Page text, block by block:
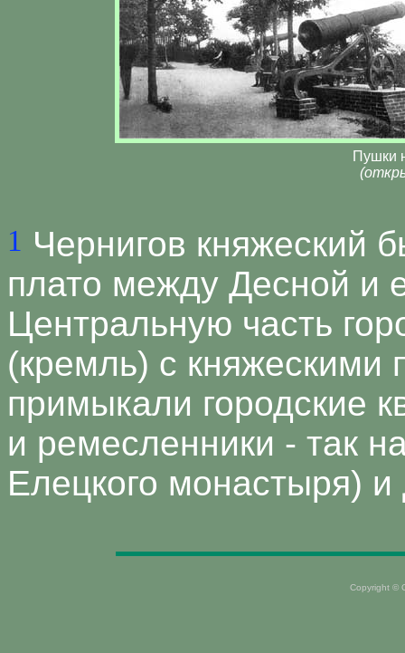
Пушки
1 Чернигов княжеский
плато между Десной и
Центральную часть
(кремль) с княжескими
примыкали городские
и ремесленники - так
Елецкого монастыря) и
Copyright ©